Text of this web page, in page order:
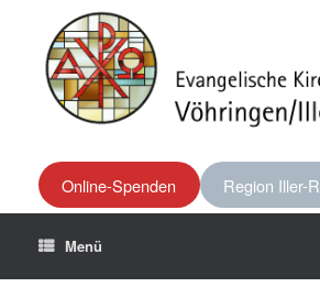
Online-Spenden Region Iller-
Menü